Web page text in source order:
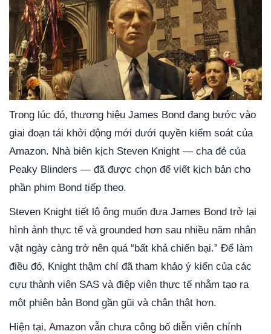
Trong lúc đó, thương hiệu James Bond đang bước vào
giai đoạn tái khởi động mới dưới quyền kiểm soát của
Amazon. Nhà biên kịch Steven Knight — cha đẻ của
Peaky Blinders — đã được chọn để viết kịch bản cho
phần phim Bond tiếp theo.
Steven Knight tiết lộ ông muốn đưa James Bond trở lại
hình ảnh thực tế và grounded hơn sau nhiều năm nhân
vật ngày càng trở nên quá “bất khả chiến bại.” Để làm
điều đó, Knight thậm chí đã tham khảo ý kiến của các
cựu thành viên SAS và điệp viên thực tế nhằm tạo ra
một phiên bản Bond gần gũi và chân thật hơn.
Hiện tại, Amazon vẫn chưa công bố diễn viên chính